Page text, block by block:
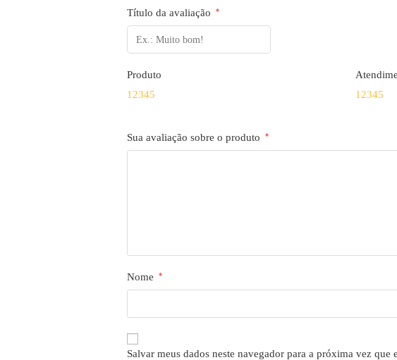
Título da avaliação *
Produto
1 2345
1 2345
Sua avaliação sobre o produto *
Nome *
Salvar meus dados neste navegador para a próxima vez que